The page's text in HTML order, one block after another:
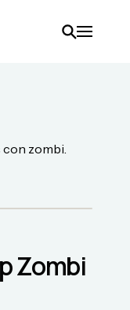
zombi.
Zombi